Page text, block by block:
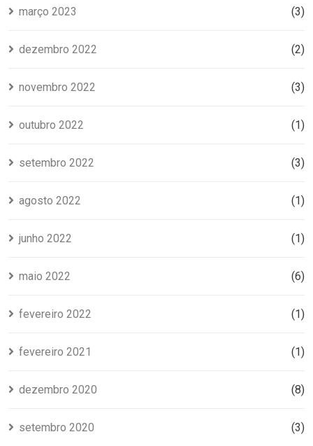
março 2023 (3)
dezembro 2022 (2)
novembro 2022 (3)
outubro 2022 (1)
setembro 2022 (3)
agosto 2022 (1)
junho 2022 (1)
maio 2022 (6)
fevereiro 2022 (1)
fevereiro 2021 (1)
dezembro 2020 (8)
setembro 2020 (3)